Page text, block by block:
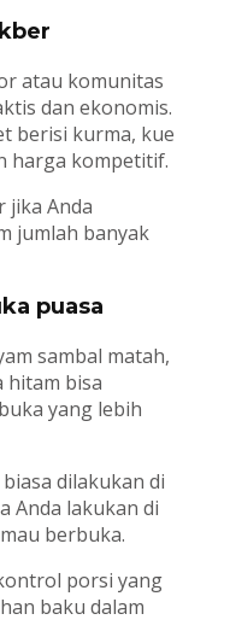
atau komunitas
dan ekonomis.
berisi kurma, kue
harga kompetitif.
jika Anda
jumlah banyak
puasa
sambal matah,
hitam bisa
yang lebih
dilakukan di
Anda lakukan di
berbuka.
porsi yang
baku dalam